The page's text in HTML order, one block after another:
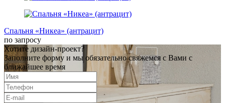
Спальня «Никеа» (антрацит)
по запросу
Хотите дизайн-проект?
Заполните форму и мы обязательно свяжемся с Вами с
ближайшее время